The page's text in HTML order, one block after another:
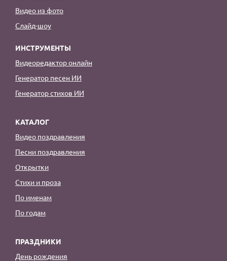
Видео из фото
Слайд-шоу
ИНСТРУМЕНТЫ
Видеоредактор онлайн
Генератор песен ИИ
Генератор стихов ИИ
КАТАЛОГ
Видео поздравления
Песни поздравления
Открытки
Стихи и проза
По именам
По годам
ПРАЗДНИКИ
День рождения